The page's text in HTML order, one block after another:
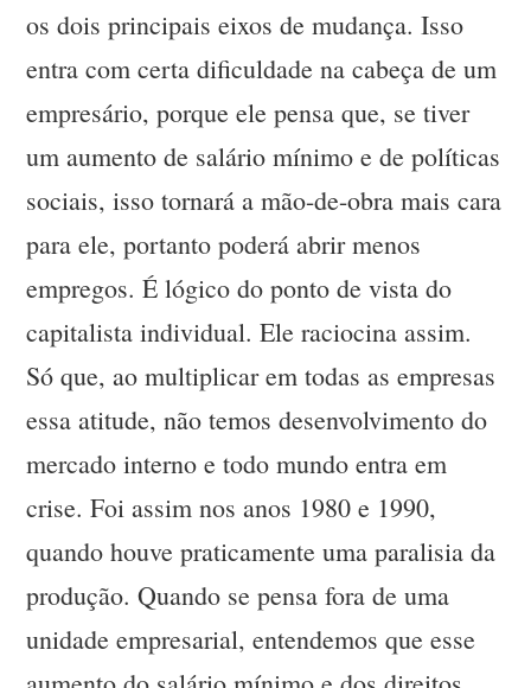
os dois principais eixos de mudança. Isso
entra com certa dificuldade na cabeça de um
empresário, porque ele pensa que, se tiver
um aumento de salário mínimo e de políticas
sociais, isso tornará a mão-de-obra mais cara
para ele, portanto poderá abrir menos
empregos. É lógico do ponto de vista do
capitalista individual. Ele raciocina assim.
Só que, ao multiplicar em todas as empresas
essa atitude, não temos desenvolvimento do
mercado interno e todo mundo entra em
crise. Foi assim nos anos 1980 e 1990,
quando houve praticamente uma paralisia da
produção. Quando se pensa fora de uma
unidade empresarial, entendemos que esse